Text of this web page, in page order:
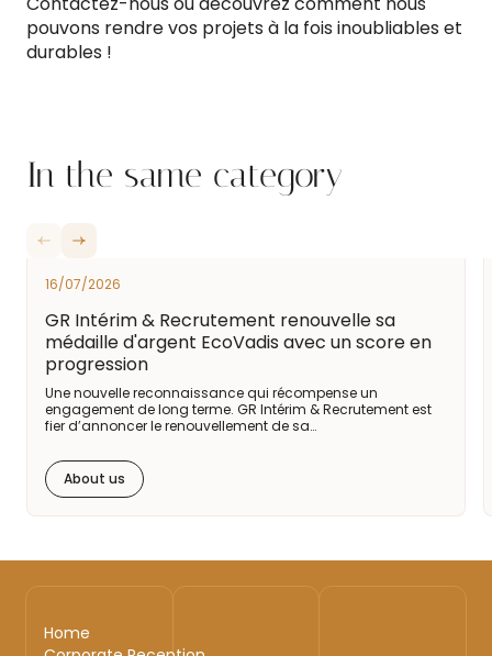
pouvons rendre vos projets à la fois inoubliables et
durables !
In the same category
16/07/2026
GR Intérim & Recrutement renouvelle sa
médaille d'argent EcoVadis avec un score en
progression
Une nouvelle reconnaissance qui récompense un
engagement de long terme. GR Intérim & Recrutement est
fier d’annoncer le renouvellement de sa…
About us
Home